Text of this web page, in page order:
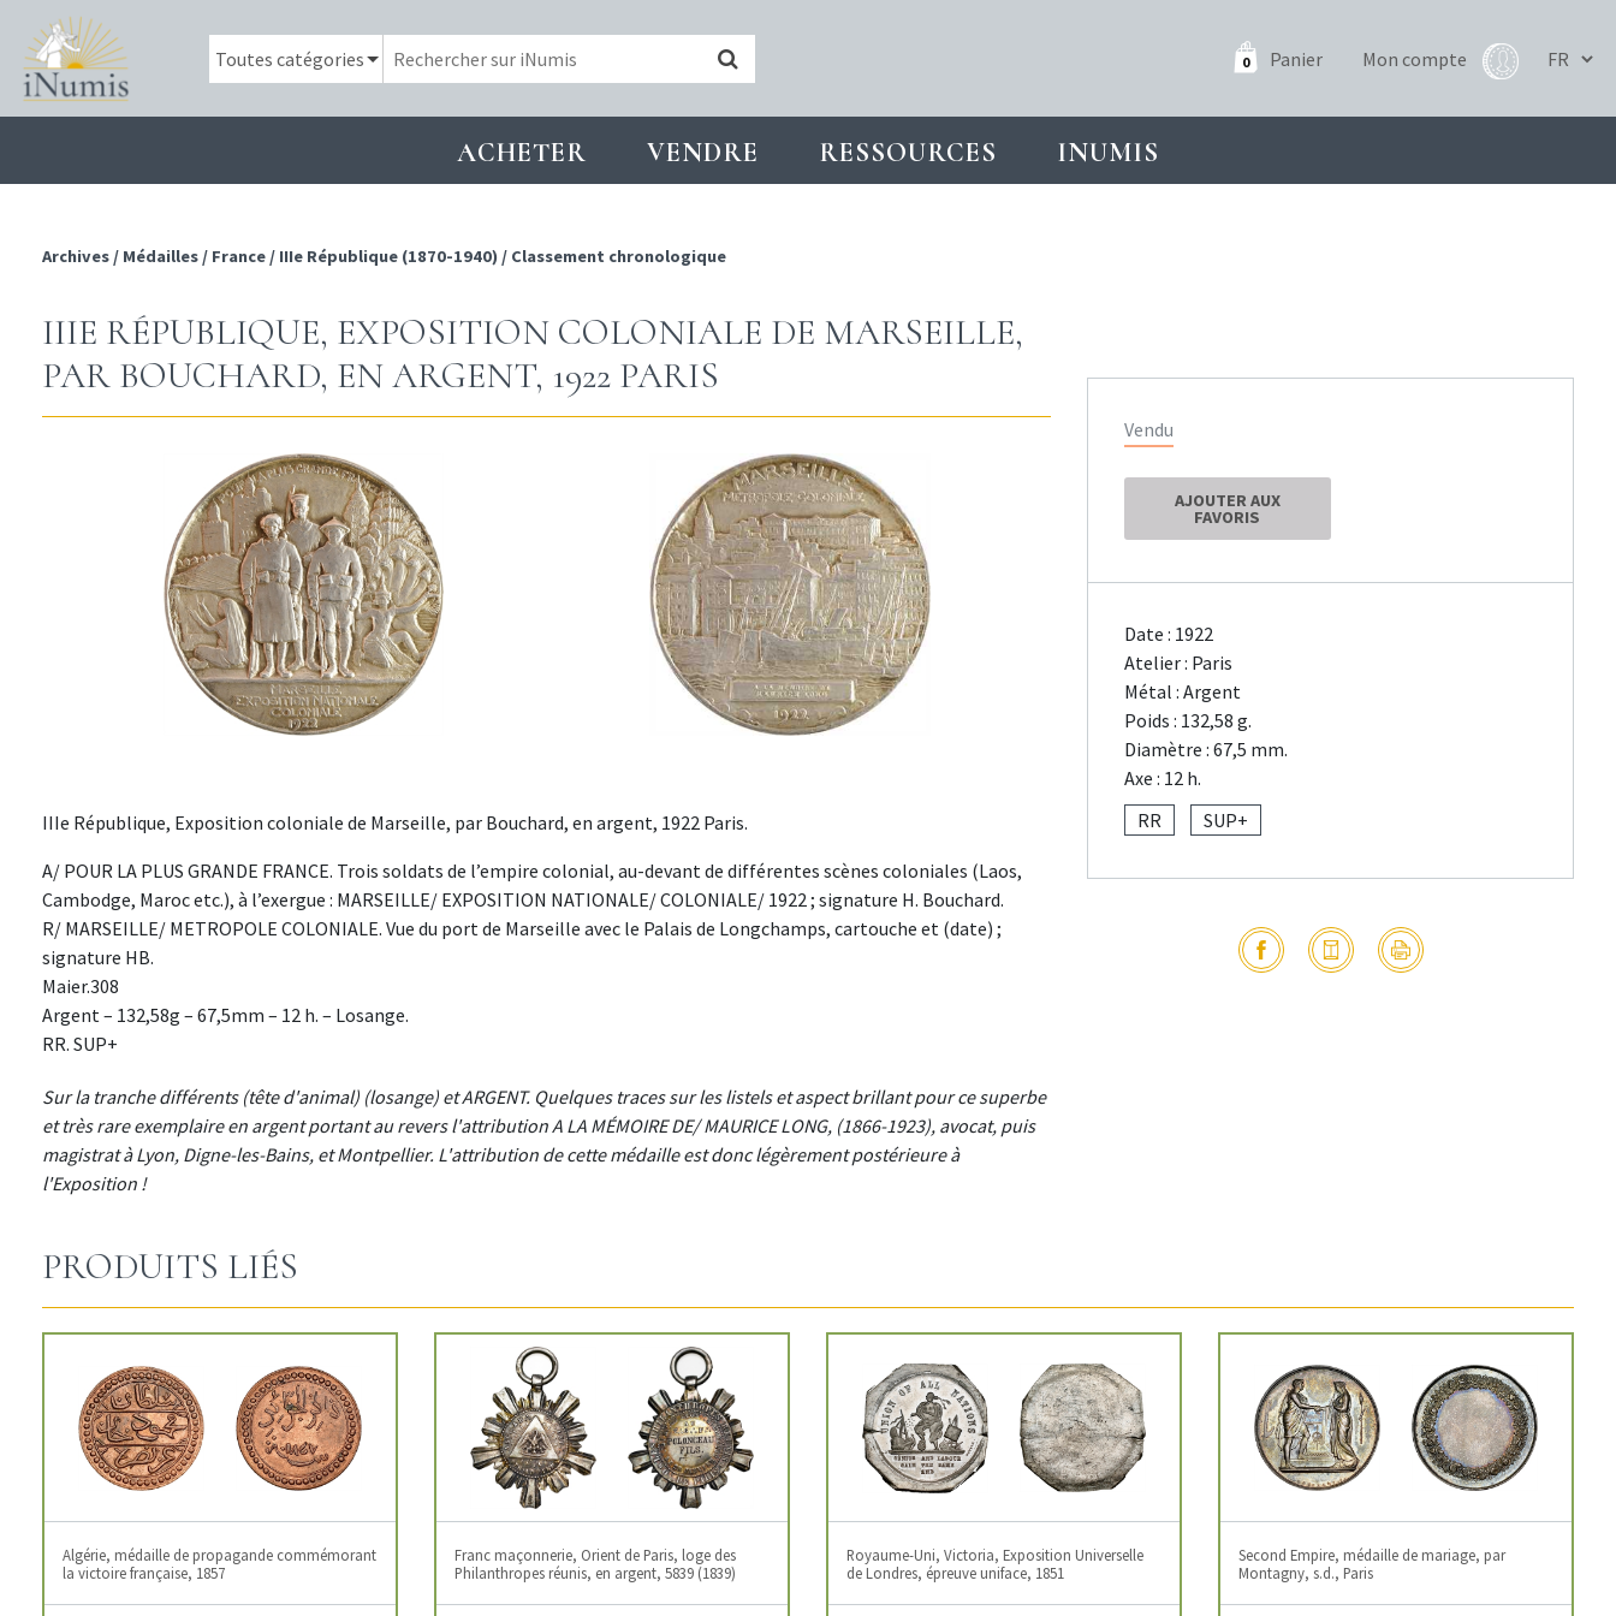
0 Panier Mon compte
ACHETER VENDRE RESSOURCES INUMIS
Archives / Médailles / France / IIIe République (1870-1940) / Classement chronologique
IIIE RÉPUBLIQUE, EXPOSITION COLONIALE DE MARSEILLE,
PAR BOUCHARD, EN ARGENT, 1922 PARIS
IIIe République, Exposition coloniale de Marseille, par Bouchard, en argent, 1922 Paris.
A/ POUR LA PLUS GRANDE FRANCE. Trois soldats de l’empire colonial, au-devant de différentes scènes coloniales (Laos,
Cambodge, Maroc etc.), à l’exergue : MARSEILLE/ EXPOSITION NATIONALE/ COLONIALE/ 1922 ; signature H. Bouchard.
R/ MARSEILLE/ METROPOLE COLONIALE. Vue du port de Marseille avec le Palais de Longchamps, cartouche et (date) ;
signature HB.
Maier.308
Argent – 132,58g – 67,5mm – 12 h. – Losange.
RR. SUP+
Sur la tranche différents (tête d'animal) (losange) et ARGENT. Quelques traces sur les listels et aspect brillant pour ce superbe
et très rare exemplaire en argent portant au revers l'attribution A LA MÉMOIRE DE/ MAURICE LONG, (1866-1923), avocat, puis
magistrat à Lyon, Digne-les-Bains, et Montpellier. L'attribution de cette médaille est donc légèrement postérieure à
l'Exposition !
Vendu
AJOUTER AUX
FAVORIS
Date : 1922
Atelier : Paris
Métal : Argent
Poids : 132,58 g.
Diamètre : 67,5 mm.
Axe : 12 h.
RR
SUP+
PRODUITS LIÉS
Algérie, médaille de propagande commémorant
la victoire française, 1857
Franc maçonnerie, Orient de Paris, loge des
Philanthropes réunis, en argent, 5839 (1839)
Royaume-Uni, Victoria, Exposition Universelle
de Londres, épreuve uniface, 1851
Second Empire, médaille de mariage, par
Montagny, s.d., Paris